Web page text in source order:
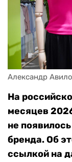
Александр
На
месяцев
не
бренда. Об
ссылкой на